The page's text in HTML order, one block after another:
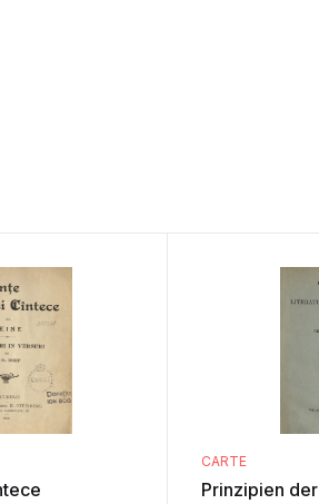
CARTE
Prinzipien der